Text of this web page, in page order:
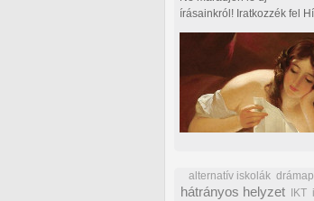
írásainkról! Iratkozzék fel
alternatív iskolák
hátrányos helyzet IKT